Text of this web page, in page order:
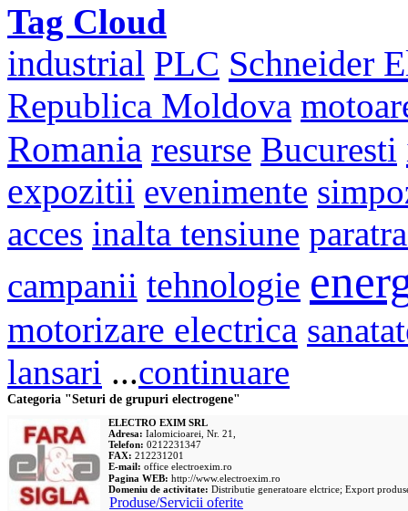
Tag Cloud
industrial PLC Schneider
Republica Moldova
Romania resurse Bucuresti
expozitii evenimente
acces inalta tensiune
campanii tehnologie
motorizare electrica
lansari ...continuare
Categoria "Seturi de grupuri electrogene"
ELECTRO EXIM SRL
Adresa: Ialomicioarei, Nr. 21,
Telefon: 0212231347
FAX: 212231201
E-mail: office electroexim.ro
Pagina WEB: http://www.electroexim.ro
Domeniu de activitate: Distributie generatoare elctrice; Export
Produse/Servicii oferite